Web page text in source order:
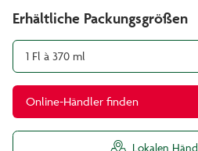
Erhältliche Packungsgrößen
1 Fl à 370 ml
Online-Händler finden
Lokalen